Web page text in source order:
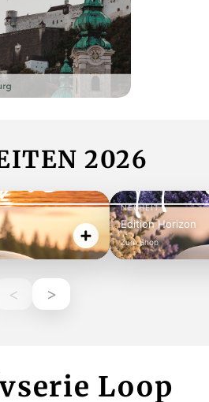
2026
NEUHEIT
Edition Horizon
Zum Shop
< >
Loop